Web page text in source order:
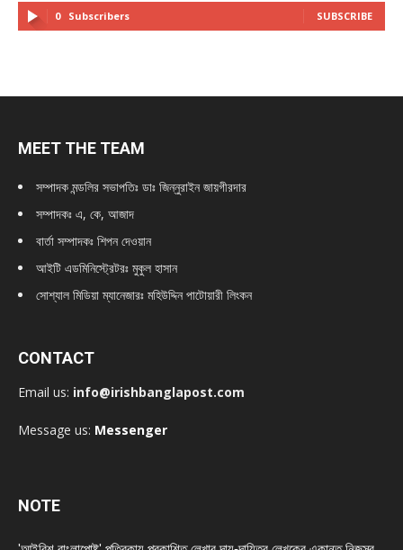
0 Subscribers SUBSCRIBE
MEET THE TEAM
সম্পাদক মন্ডলির সভাপতিঃ ডাঃ জিন্নুরাইন জায়গীরদার
সম্পাদকঃ এ, কে, আজাদ
বার্তা সম্পাদকঃ শিপন দেওয়ান
আইটি এডমিনিস্ট্রেটরঃ মুকুল হাসান
সোশ্যাল মিডিয়া ম্যানেজারঃ মহিউদ্দিন পাটোয়ারী লিংকন
CONTACT
Email us: info@irishbanglapost.com
Message us: Messenger
NOTE